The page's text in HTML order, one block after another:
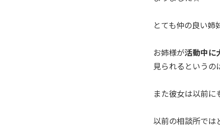
とても仲の良い姉
お姉様が活動中に
見られるという
また彼女は以前に
以前の相談所では